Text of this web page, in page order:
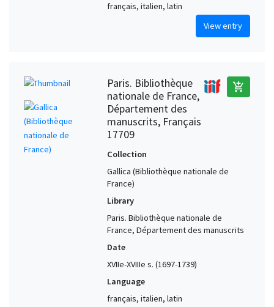
français, italien, latin
View entry
Paris. Bibliothèque
nationale de France,
Département des
manuscrits, Français
17709
add_shopping_cart
Collection
Gallica (Bibliothèque nationale de
France)
Library
Paris. Bibliothèque nationale de
France, Département des manuscrits
Date
XVIIe-XVIIIe s. (1697-1739)
Language
français, italien, latin